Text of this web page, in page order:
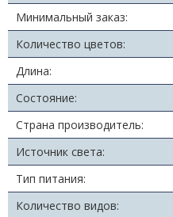
Минимальный заказ:
Количество цветов:
Длина:
Состояние:
Страна производитель:
Источник света:
Тип питания:
Количество видов: